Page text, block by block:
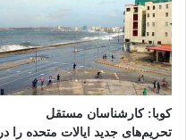
کوبا: کارشناسان مستقل
تحریم‌های جدید ایالات متحده را در